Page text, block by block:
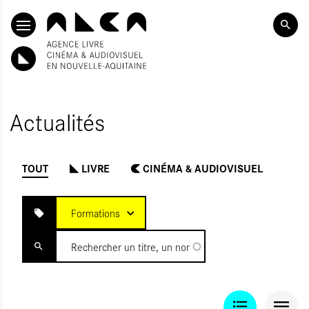
SKIP TO CONTENT
Actualités
TOUT LIVRE CINÉMA & AUDIOVISUEL
Formations